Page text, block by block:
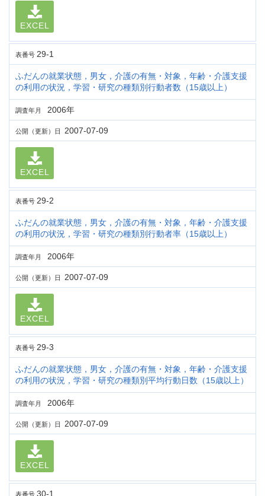
EXCEL
表番号 29-1
ふだんの就業状態，男女，介護の有無・対象，年齢・介護支援
の利用の状況，学習・研究の種類別行動者数（15歳以上）
調査年月 2006年
公開（更新）日 2007-07-09
EXCEL
表番号 29-2
ふだんの就業状態，男女，介護の有無・対象，年齢・介護支援
の利用の状況，学習・研究の種類別行動者率（15歳以上）
調査年月 2006年
公開（更新）日 2007-07-09
EXCEL
表番号 29-3
ふだんの就業状態，男女，介護の有無・対象，年齢・介護支援
の利用の状況，学習・研究の種類別平均行動日数（15歳以上）
調査年月 2006年
公開（更新）日 2007-07-09
EXCEL
表番号 30-1